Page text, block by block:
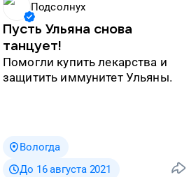
Подсолнух
Пусть Ульяна снова
танцует!
Помогли купить лекарства и
защитить иммунитет Ульяны.
Вологда
До 16 августа 2021